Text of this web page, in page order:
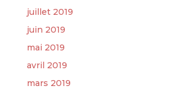
juillet 2019
juin 2019
mai 2019
avril 2019
mars 2019